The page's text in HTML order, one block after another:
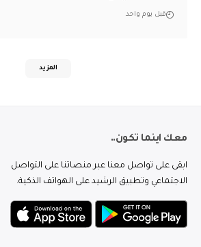
قبل يوم واحد
المزيد
معك اينما تكون..
ابقى على تواصل معنا عبر منصاتنا على التواصل
الاجتماعي وتطبيق الرشيد على الهواتف الذكية.